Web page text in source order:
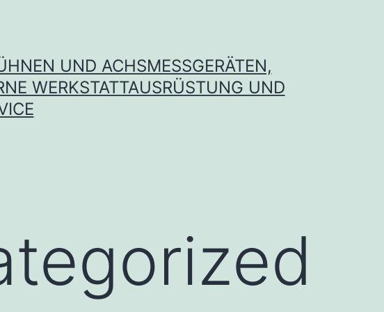
UND ACHSMESSGERÄTEN,
WERKSTATTAUSRÜSTUNG UND